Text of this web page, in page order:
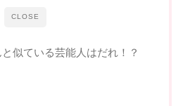
CLOSE
似ている芸能人はだれ！？